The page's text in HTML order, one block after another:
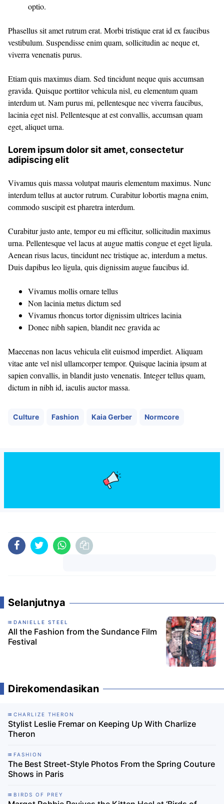
optio.
Phasellus sit amet rutrum erat. Morbi tristique erat id ex faucibus
vestibulum. Suspendisse enim quam, sollicitudin ac neque et,
viverra venenatis purus.
Etiam quis maximus diam. Sed tincidunt neque quis accumsan
gravida. Quisque porttitor vehicula nisl, eu elementum quam
interdum ut. Nam purus mi, pellentesque nec viverra faucibus,
lacinia eget nisl. Pellentesque at est convallis, accumsan quam
eget, aliquet urna.
Lorem ipsum dolor sit amet, consectetur
adipiscing elit
Vivamus quis massa volutpat mauris elementum maximus. Nunc
interdum tellus at auctor rutrum. Curabitur lobortis magna enim,
commodo suscipit est pharetra interdum.
Curabitur justo ante, tempor eu mi efficitur, sollicitudin maximus
urna. Pellentesque vel lacus at augue mattis congue et eget ligula.
Aenean risus lacus, tincidunt nec tristique ac, interdum a metus.
Duis dapibus leo ligula, quis dignissim augue faucibus id.
Vivamus mollis ornare tellus
Non lacinia metus dictum sed
Vivamus rhoncus tortor dignissim ultrices lacinia
Donec nibh sapien, blandit nec gravida ac
Maecenas non lacus vehicula elit euismod imperdiet. Aliquam
vitae ante vel nisl ullamcorper tempor. Quisque lacinia ipsum at
sapien convallis, in blandit justo venenatis. Integer tellus quam,
dictum in nibh id, iaculis auctor massa.
Culture Fashion Kaia Gerber Normcore
Selanjutnya
DANIELLE STEEL
All the Fashion from the Sundance Film
Festival
Direkomendasikan
CHARLIZE THERON
Stylist Leslie Fremar on Keeping Up With Charlize
Theron
FASHION
The Best Street-Style Photos From the Spring Couture
Shows in Paris
BIRDS OF PREY